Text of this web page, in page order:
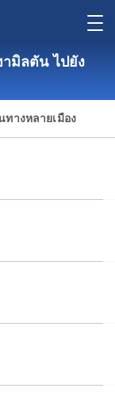
มิลตัน ไปยัง
ทางหลายเมือง